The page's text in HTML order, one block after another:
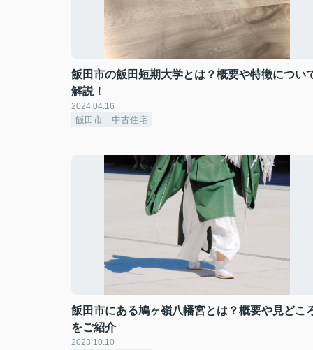
飯田市の飯田短期大学とは？概要や特徴につい
解説！
2024.04.16
飯田市 中古住宅
飯田市にある鳩ヶ嶺八幡宮とは？概要や見どこ
をご紹介
2023.10.10